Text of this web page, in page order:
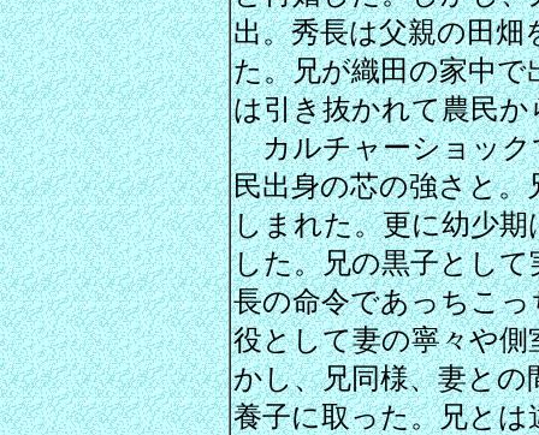
出。秀長は父親の田
た。兄が織田の家中
は引き抜かれて農民
カルチャーショック
民出身の芯の強さと
しまれた。更に幼少
した。兄の黒子とし
長の命令であっちこ
役として妻の寧々や
かし、兄同様、妻と
養子に取った。兄と